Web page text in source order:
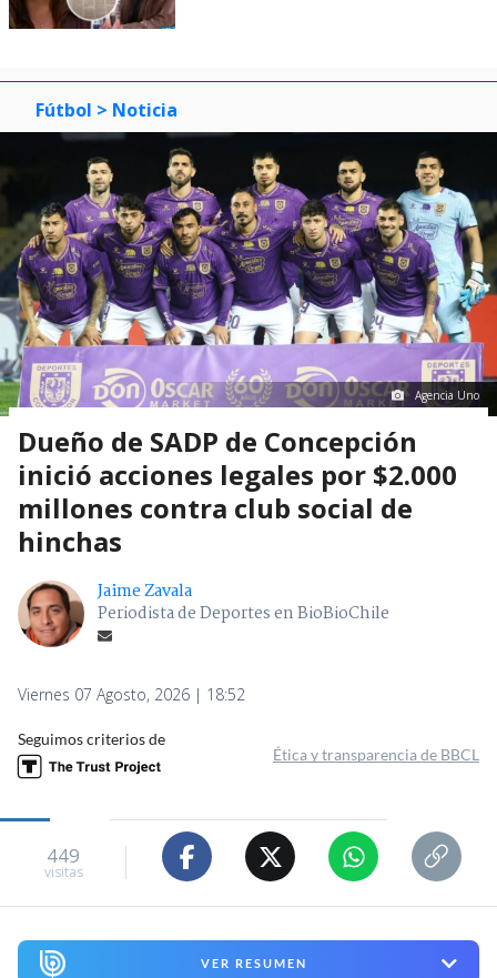
Fútbol > Noticia
Agencia Uno
Dueño de SADP de Concepción
inició acciones legales por $2.000
millones contra club social de
hinchas
Jaime Zavala
Periodista de Deportes en BioBioChile
Viernes 07 Agosto, 2026 | 18:52
Seguimos criterios de
Ética y transparencia de BBCL
449
visitas
VER RESUMEN